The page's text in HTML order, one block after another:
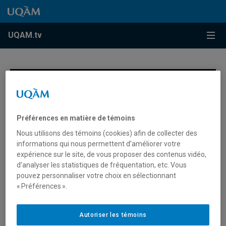
Accéder au contenu
Accéder au menu principal
Accéder à la recherche
Accéder au contenu
Accéder au menu principal
UQAM.tv
Capsule d’information à propos
de la compétence linguistique
Préférences en matière de témoins
Nous utilisons des témoins (cookies) afin de collecter des
informations qui nous permettent d’améliorer votre
expérience sur le site, de vous proposer des contenus vidéo,
d’analyser les statistiques de fréquentation, etc. Vous
pouvez personnaliser votre choix en sélectionnant
« Préférences ».
Autoriser les témoins